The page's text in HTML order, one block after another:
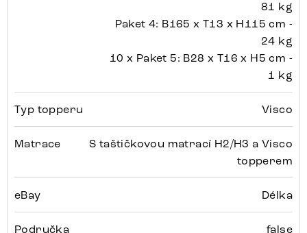
81 kg
Paket 4: B165 x T13 x H115 cm -
24 kg
10 x Paket 5: B28 x T16 x H5 cm -
1 kg
Typ topperu Visco
Matrace
S taštičkovou matrací H2/H3 a Visco
topperem
eBay Délka
Područka false